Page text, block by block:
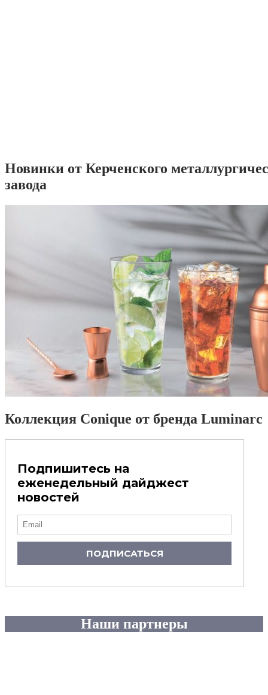
Новинки от Керченского
завода
Коллекция Conique от бренда Luminarc
Подпишитесь на
еженедельный дайджест
новостей
ПОДПИСАТЬСЯ
Наши партнеры